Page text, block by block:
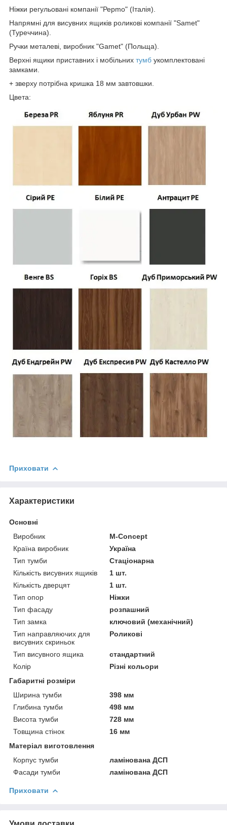
Ніжки регульовані компанії "Рерmo" (Італія).
Напрямні для висувних ящиків роликові компанії "Samet"
(Туреччина).
Ручки металеві, виробник "Gamet" (Польща).
Верхні ящики приставних і мобільних тумб укомплектовані
замками.
+ зверху потрібна кришка 18 мм завтовшки.
Цвета:
Приховати
Характеристики
Основні
Виробник
M-Concept
Країна виробник
Україна
Тип тумби
Стаціонарна
Кількість висувних ящиків
1 шт.
Кількість дверцят
1 шт.
Тип опор
Ніжки
Тип фасаду
розпашний
Тип замка
ключовий (механічний)
Тип направляючих для
висувних скриньок
Роликові
Тип висувного ящика
стандартний
Колір
Різні кольори
Габаритні розміри
Ширина тумби
398 мм
Глибина тумби
498 мм
Висота тумби
728 мм
Товщина стінок
16 мм
Матеріал виготовлення
Корпус тумби
ламінована ДСП
Фасади тумби
ламінована ДСП
Приховати